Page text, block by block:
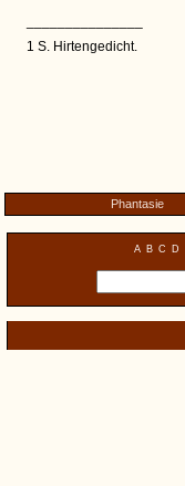
1 S. Hirtengedicht.
Phantasie
A B C D